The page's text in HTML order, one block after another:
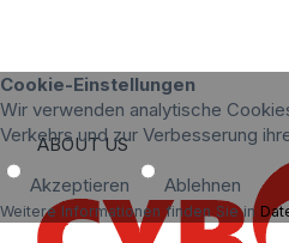
Cookie-Einstellungen
Wir verwenden analytische
Verkehrs und zur Verbesserung
Akzeptieren Ablehnen
Weitere Informationen finden Sie in
ABOUT US